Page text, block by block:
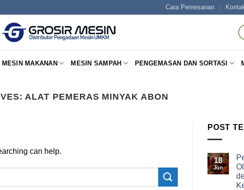
Cara Pemesanan
MESIN MAKANAN MESIN SAMPAH PENGEMASAN DAN SORTASI
ALAT PEMERAS MINYAK ABON
can help.
POST
18
Jun